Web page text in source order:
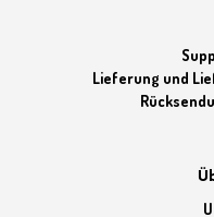
Lieferung und